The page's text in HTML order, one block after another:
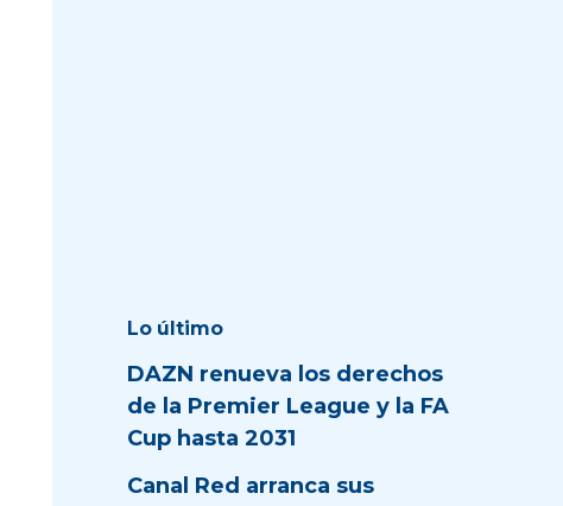
Lo último
DAZN renueva los derechos
de la Premier League y la FA
Cup hasta 2031
Canal Red arranca sus